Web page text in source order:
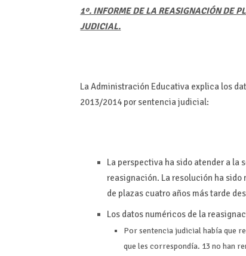
1º. INFORME DE LA REASIGNACIÓN DE
JUDICIAL.
La Administración Educativa explica los
2013/2014 por sentencia judicial:
La perspectiva ha sido atender a la
reasignación. La resolución ha
de plazas cuatro años más tarde
Los datos numéricos de la
Por sentencia judicial había que
que les correspondía. 13 no han